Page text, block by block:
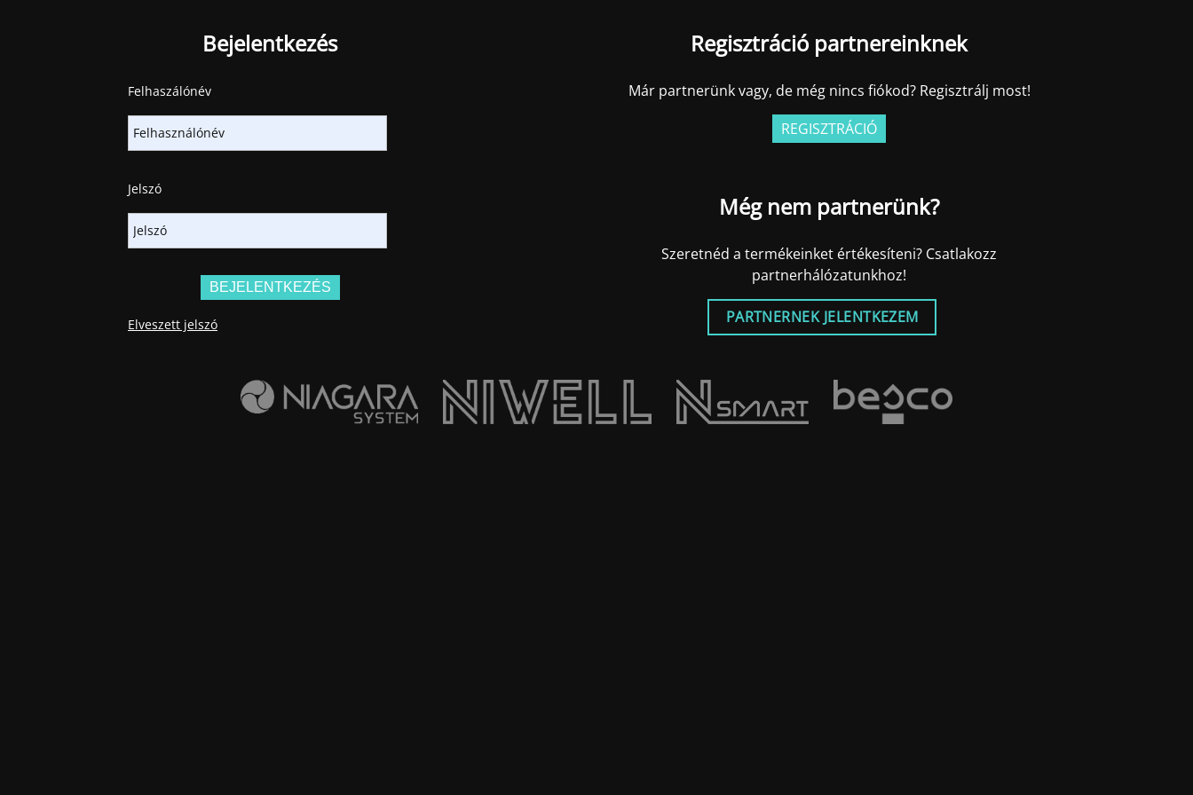
Bejelentkezés
Felhaszálónév
Jelszó
Elveszett jelszó
Regisztráció partnereinknek
Már partnerünk vagy, de még nincs fiókod? Regisztrálj most!
REGISZTRÁCIÓ
Még nem partnerünk?
Szeretnéd a termékeinket értékesíteni? Csatlakozz
partnerhálózatunkhoz!
PARTNERNEK JELENTKEZEM